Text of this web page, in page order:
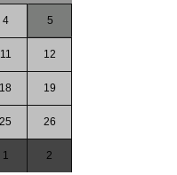
4 5
11 12
18 19
25 26
1 2